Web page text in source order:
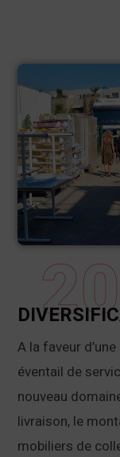
A la faveur
éventail de
nouveau
livraison, le
mobiliers de